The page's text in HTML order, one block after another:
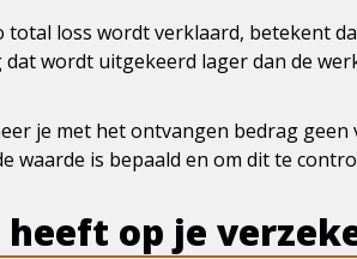
loss wordt verklaard, betekent
wordt uitgekeerd lager dan de
je met het ontvangen bedrag
waarde is bepaald en om dit te
op je